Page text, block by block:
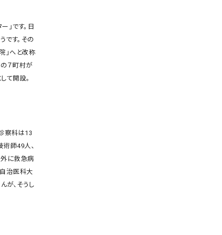
」です。日
す。その
」へと改称
の７町村が
て開設。
察科は13
術師49人、
外に救急病
治医科大
が、そうし